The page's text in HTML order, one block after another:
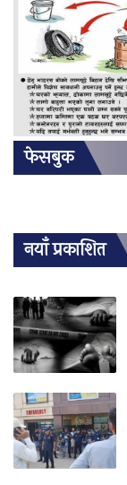
फेसबुक
नयाँ प्रकाशित